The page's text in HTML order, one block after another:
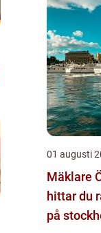
01 augusti
Mäklare
hittar du
på